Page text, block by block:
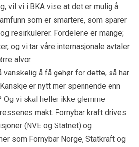
vil vi i BKA vise at det er mulig å
som er smartere, som sparer
resirkulerer. Fordelene er mange;
og vi tar våre internasjonale avtaler
alvor.
vanskelig å få gehør for dette, så har
er nytt mer spennende enn
Og vi skal heller ikke glemme
makt. Fornybar kraft drives
(NVE og Statnet) og
som Fornybar Norge, Statkraft og